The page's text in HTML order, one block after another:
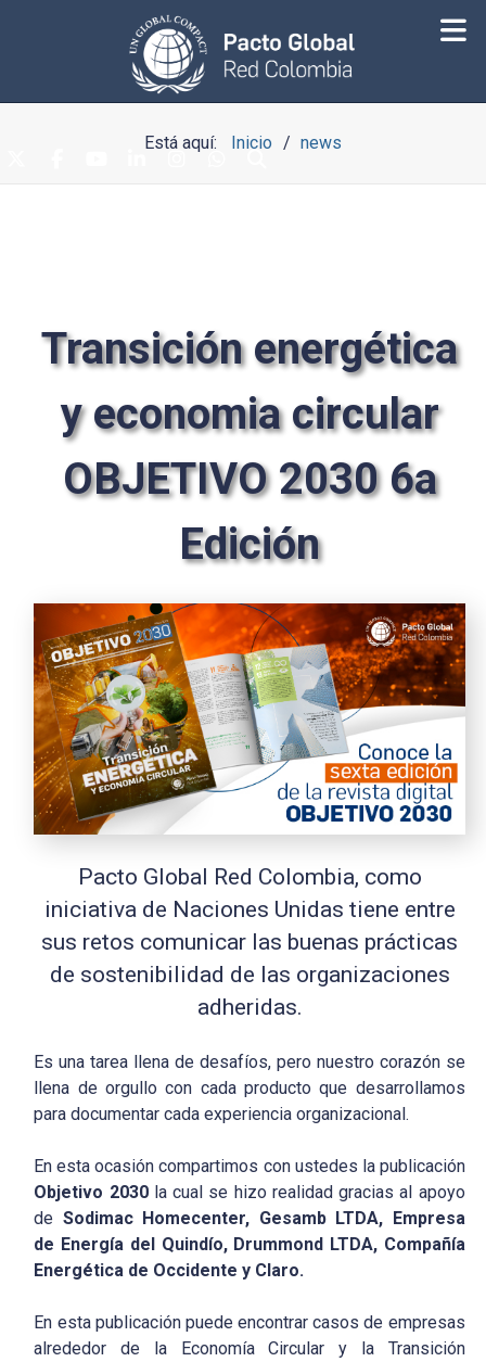
Está aquí: Inicio news
Transición energética
y economia circular
OBJETIVO 2030 6a
Edición
Pacto Global Red Colombia, como
iniciativa de Naciones Unidas tiene entre
sus retos comunicar las buenas prácticas
de sostenibilidad de las organizaciones
adheridas.
Es una tarea llena de desafíos, pero nuestro corazón se
llena de orgullo con cada producto que desarrollamos
para documentar cada experiencia organizacional.
En esta ocasión compartimos con ustedes la publicación
Objetivo 2030la cual se hizo realidad gracias al apoyo
de Sodimac Homecenter, Gesamb LTDA, Empresa
de Energía del Quindío, Drummond LTDA, Compañía
Energética de Occidente y Claro.
En esta publicación puede encontrar casos de empresas
alrededor de la Economía Circular y la Transición